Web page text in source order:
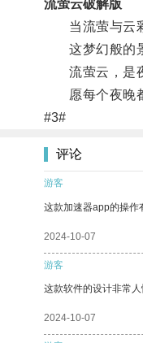
流萤云破解版
当流萤与云彩
这梦幻般的景
流萤云，是夜
愿每个夜晚都
#3#
评论
游客
这款加速器app的操作
2024-10-07
游客
这款软件的设计非常人
2024-10-07